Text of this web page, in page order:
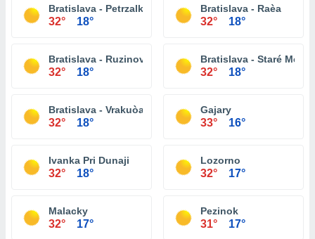
Bratislava - Petrzalka
32° 18°
Bratislava - Raèa
32° 18°
Bratislava - Ruzinov
32° 18°
Bratislava - Staré Mesto
32° 18°
Bratislava - Vrakuòa
32° 18°
Gajary
33° 16°
Ivanka Pri Dunaji
32° 18°
Lozorno
32° 17°
Malacky
32° 17°
Pezinok
31° 17°